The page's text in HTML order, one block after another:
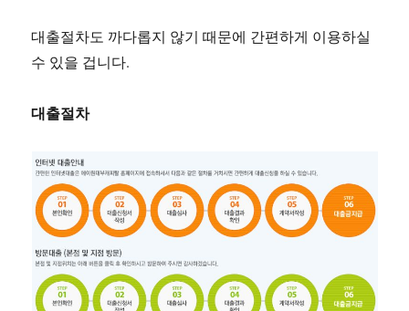
대출절차도 까다롭지 않기 때문에 간편하게 이용하실
수 있을 겁니다.
대출절차